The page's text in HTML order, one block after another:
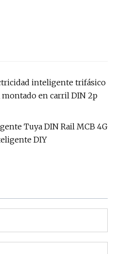
inteligente trifásico
en carril DIN 2p
Tuya DIN Rail MCB 4G
DIY